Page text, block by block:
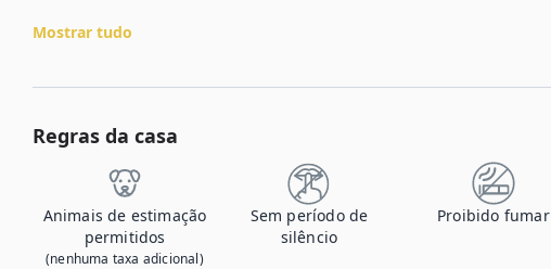
Mostrar tudo
Regras da casa
Animais de estimação
permitidos
(nenhuma taxa adicional)
Sem período de
silêncio
Proibido fumar